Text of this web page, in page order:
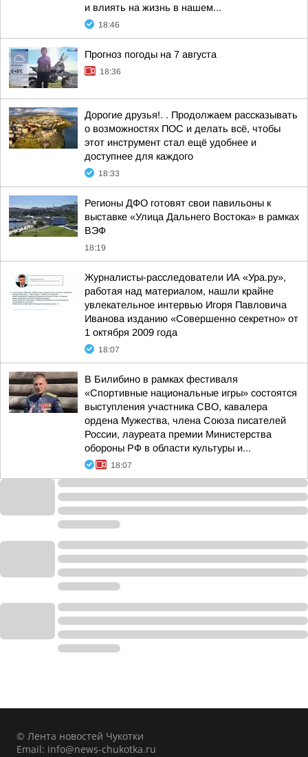
и влиять на жизнь в нашем...
18:46
Прогноз погоды на 7 августа
18:36
Дорогие друзья!. . Продолжаем рассказывать
о возможностях ПОС и делать всё, чтобы
этот инструмент стал ещё удобнее и
доступнее для каждого
18:33
Регионы ДФО готовят свои павильоны к
выставке «Улица Дальнего Востока» в рамках
ВЭФ
18:19
Журналисты-расследователи ИА «Ура.ру»,
работая над материалом, нашли крайне
увлекательное интервью Игоря Павловича
Иванова изданию «Совершенно секретно» от
1 октября 2009 года
18:07
В Билибино в рамках фестиваля
«Спортивные национальные игры» состоятся
выступления участника СВО, кавалера
ордена Мужества, члена Союза писателей
России, лауреата премии Министерства
обороны РФ в области культуры и...
18:07
© Лента новостей Чукотки
Email: info@news-chukotka.ru